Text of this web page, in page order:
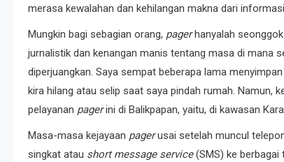
merasa kewalahan dan kehilangan makna dari
Mungkin bagi sebagian orang, pagerhanyalah
jurnalistik dan kenangan manis tentang masa di mana
diperjuangkan. Saya sempat beberapa lama
kira hilang atau selip saat saya pindah rumah. Namun,
pelayanan pagerini di Balikpapan, yaitu, di kawasan
Masa-masa kejayaan pagerusai setelah muncul
singkat atau short message service(SMS) ke berbagai